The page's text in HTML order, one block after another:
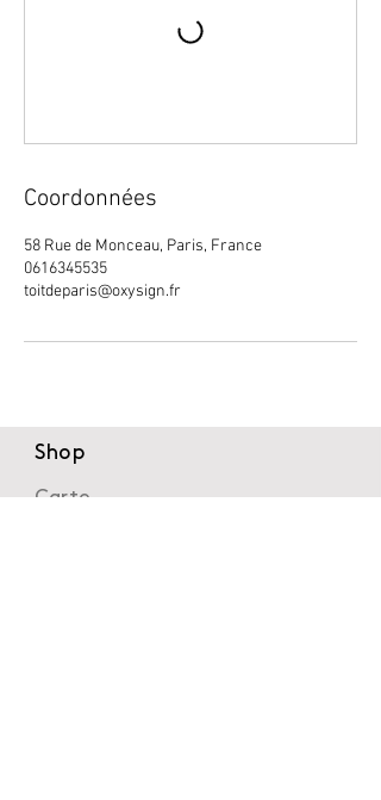
Coordonnées
58 Rue de Monceau, Paris, France
0616345535
toitdeparis@oxysign.fr
Shop
Carte